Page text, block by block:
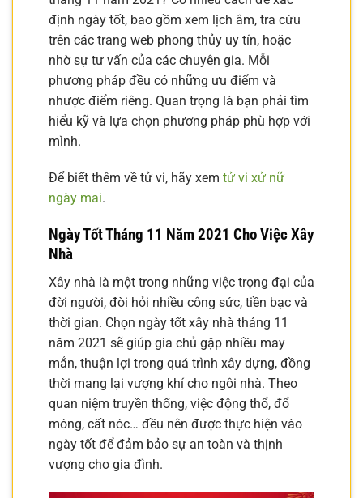
định ngày tốt, bao gồm xem lịch âm, tra cứu
trên các trang web phong thủy uy tín, hoặc
nhờ sự tư vấn của các chuyên gia. Mỗi
phương pháp đều có những ưu điểm và
nhược điểm riêng. Quan trọng là bạn phải tìm
hiểu kỹ và lựa chọn phương pháp phù hợp với
mình.
Để biết thêm về tử vi, hãy xem tử vi xử nữ
ngày mai.
Ngày Tốt Tháng 11 Năm 2021 Cho Việc Xây
Nhà
Xây nhà là một trong những việc trọng đại của
đời người, đòi hỏi nhiều công sức, tiền bạc và
thời gian. Chọn ngày tốt xây nhà tháng 11
năm 2021 sẽ giúp gia chủ gặp nhiều may
mắn, thuận lợi trong quá trình xây dựng, đồng
thời mang lại vượng khí cho ngôi nhà. Theo
quan niệm truyền thống, việc động thổ, đổ
móng, cất nóc… đều nên được thực hiện vào
ngày tốt để đảm bảo sự an toàn và thịnh
vượng cho gia đình.